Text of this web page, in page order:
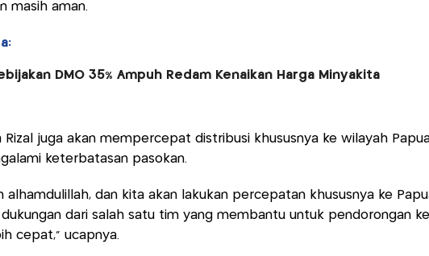
masih aman.
DMO 35% Ampuh Redam Kenaikan Harga Minyakita
Rizal juga akan mempercepat distribusi khususnya ke wilayah
keterbatasan pasokan.
alhamdulillah, dan kita akan lakukan percepatan khususnya ke
dari salah satu tim yang membantu untuk pendorongan
cepat," ucapnya.